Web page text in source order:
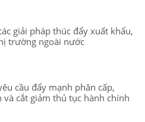
giải pháp thúc đẩy xuất khẩu,
trường ngoài nước
cầu đẩy mạnh phân cấp,
và cắt giảm thủ tục hành chính